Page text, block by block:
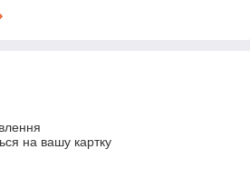
на вашу картку